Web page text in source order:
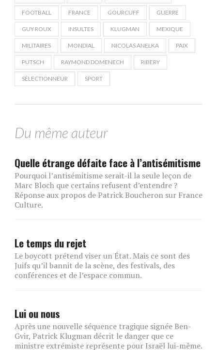
FOOTBALL FRANCE GOURCUFF GUERRE
GUY ROUX INSULTES KLUGMAN MEXIQUE
MILITAIRES MONDIAL NICOLAS ANELKA PAIX
PUTSCH RAYMOND DOMENECH RIBERY
SÉLECTIONNEUR SPORT
Du même auteur
Quelle étrange défaite face à l’antisémitisme
Pourquoi l’antisémitisme serait-il la seule leçon de
Marc Bloch que certains refusent d’entendre ?
Réponse aux propos de Patrick Boucheron sur France
Culture.
Le temps du rejet
Le boycott prétend viser un État. Mais ce sont des
Juifs qu’il bannit de la scène, des festivals, des
conférences et de l’espace commun.
Lui ou nous
Après une nouvelle séquence tragique signée Ben-
Gvir, Patrick Klugman décrit le danger que ce
ministre extrémiste représente pour Israël lui-même.